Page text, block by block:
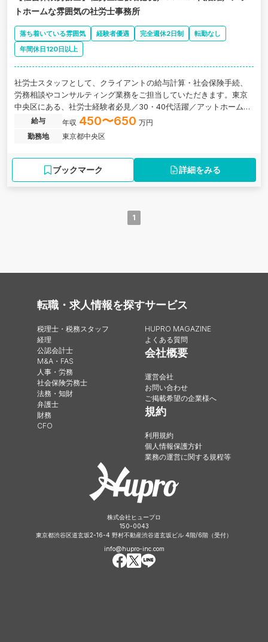
トホームな雰囲気の社労士事務所
落ち着いている雰囲気 経験者優遇 完全週休2日制
転勤なし
年間休日120日以上
社労士スタッフとして、クライアントの給与計算・社会保険手続、
労務相談やコンサルティング業務をご担当していただきます。東京
中央区にある、社労士経験者必見／30・40代活躍／アットホームな
雰囲気の社労士事務所の求人です。
給与 年収 450〜650 万円
勤務地
東京都中央区
ブックマーク 詳細をみる
1
転職・求人情報を探す
税理士・税務スタッフ
経理
公認会計士
M&A・FAS
人事・労務
社会保険労務士
法務・知財
弁護士
財務
CFO
サービス
HUPRO MAGAZINE
よくある質問
会社概要
運営会社
お問い合わせ
ご掲載希望の企業様へ
規約
利用規約
個人情報保護方針
業務の運営に関する規程等
株式会社ヒュープロ
150-0043
東京都渋谷区道玄坂2-16-4 野村不動産渋谷道玄坂ビル 4階/6階（受付）
info@hupro-inc.com